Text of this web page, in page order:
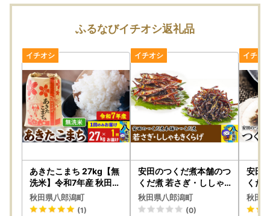
りますが、
8月7日以降のお申し込みは8月17日以降の発送となる場合が
何卒ご了承くださいますようお願いいたします。
ふるなびイチオシ返礼品
あきたこまち 27kg【無
洗米】令和7年産 秋田県
産 こまちライン
秋田県八郎潟町
(1)
安田のつくだ煮本舗のつ
くだ煮 若さぎ・ししゃ
もきくらげ（各185g合
計370g）
秋田県八郎潟町
(0)
安田
くだ
各
秋田